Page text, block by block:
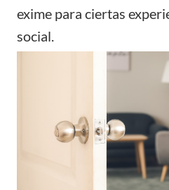
exime para ciertas
social.